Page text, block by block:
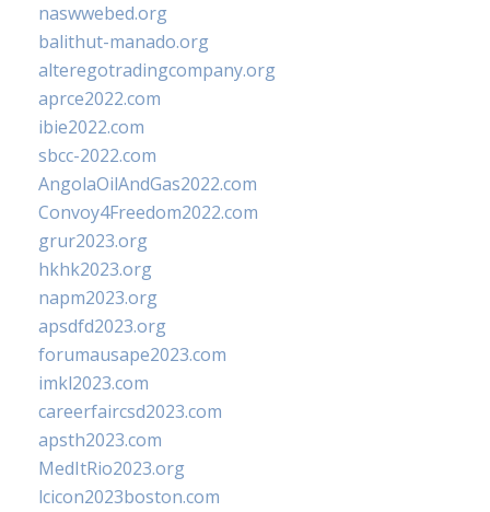
naswwebed.org
balithut-manado.org
alteregotradingcompany.org
aprce2022.com
ibie2022.com
sbcc-2022.com
AngolaOilAndGas2022.com
Convoy4Freedom2022.com
grur2023.org
hkhk2023.org
napm2023.org
apsdfd2023.org
forumausape2023.com
imkl2023.com
careerfaircsd2023.com
apsth2023.com
MedItRio2023.org
lcicon2023boston.com